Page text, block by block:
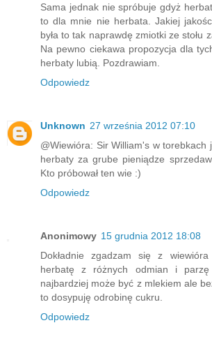
Sama jednak nie spróbuje gdyż
to dla mnie nie herbata. Jakiej
była to tak naprawdę zmiotki ze stołu
Na pewno ciekawa propozycja dla
herbaty lubią. Pozdrawiam.
Odpowiedz
Unknown 27 września 2012 07:10
@Wiewióra: Sir William's w torebkach
herbaty za grube pieniądze
Kto próbował ten wie :)
Odpowiedz
Anonimowy 15 grudnia 2012 18:08
Dokładnie zgadzam się z
herbatę z różnych odmian i
najbardziej może być z mlekiem ale
to dosypuję odrobinę cukru.
Odpowiedz